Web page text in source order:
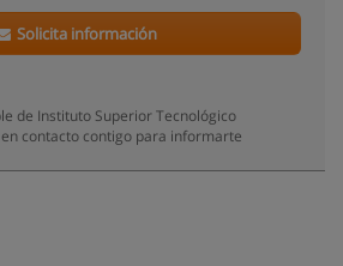
Solicita información
de Instituto Superior Tecnológico
contacto contigo para informarte